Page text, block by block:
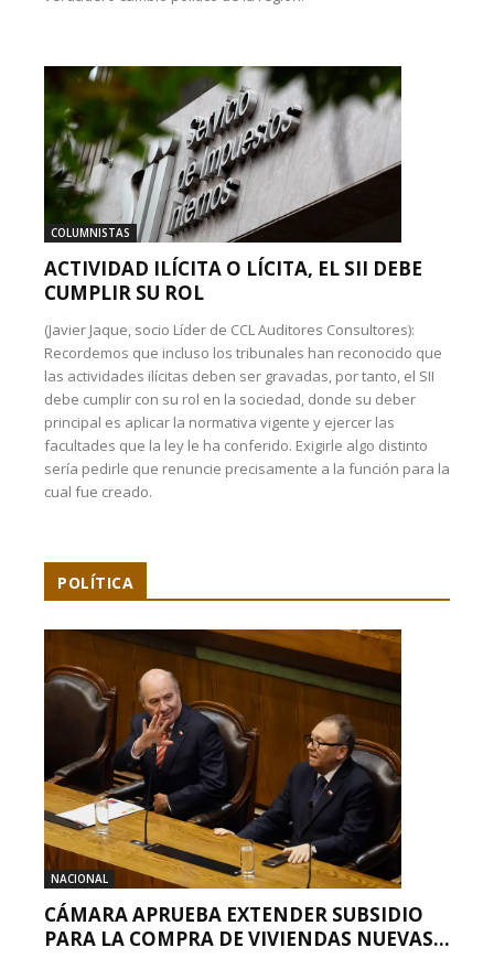
COLUMNISTAS
ACTIVIDAD ILÍCITA O LÍCITA, EL SII DEBE
CUMPLIR SU ROL
(Javier Jaque, socio Líder de CCL Auditores Consultores):
Recordemos que incluso los tribunales han reconocido que
las actividades ilícitas deben ser gravadas, por tanto, el SII
debe cumplir con su rol en la sociedad, donde su deber
principal es aplicar la normativa vigente y ejercer las
facultades que la ley le ha conferido. Exigirle algo distinto
sería pedirle que renuncie precisamente a la función para la
cual fue creado.
POLÍTICA
NACIONAL
CÁMARA APRUEBA EXTENDER SUBSIDIO
PARA LA COMPRA DE VIVIENDAS NUEVAS...